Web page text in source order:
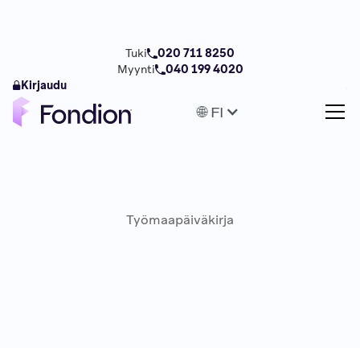
🌐 FI
Tuki
020 711 8250
Myynti
040 199 4020
Kirjaudu
Työmaapäiväkirja